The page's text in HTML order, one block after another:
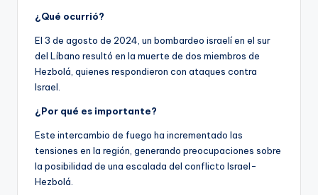
¿Qué ocurrió?
El 3 de agosto de 2024, un bombardeo israelí en el sur
del Líbano resultó en la muerte de dos miembros de
Hezbolá, quienes respondieron con ataques contra
Israel.
¿Por qué es importante?
Este intercambio de fuego ha incrementado las
tensiones en la región, generando preocupaciones sobre
la posibilidad de una escalada del conflicto Israel-
Hezbolá.